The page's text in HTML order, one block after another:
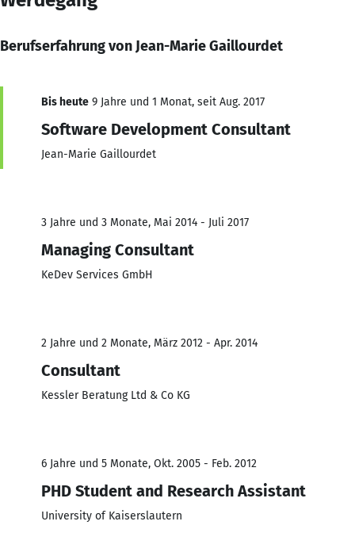
Berufserfahrung von Jean-Marie Gaillourdet
Bis heute 9 Jahre und 1 Monat, seit Aug. 2017
Software Development Consultant
Jean-Marie Gaillourdet
3 Jahre und 3 Monate, Mai 2014 - Juli 2017
Managing Consultant
KeDev Services GmbH
2 Jahre und 2 Monate, März 2012 - Apr. 2014
Consultant
Kessler Beratung Ltd & Co KG
6 Jahre und 5 Monate, Okt. 2005 - Feb. 2012
PHD Student and Research Assistant
University of Kaiserslautern